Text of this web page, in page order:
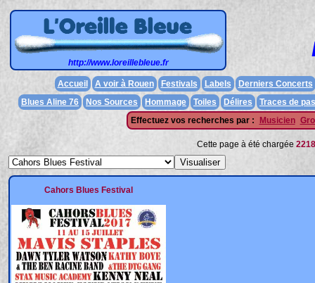
http://www.loreillebleue.fr
Accueil A voir à Rouen Festivals Labels
Derniers Concerts
Blues Aline 76
Nos Sources Hommage Toiles Délires
Traces de
Effectuez vos recherches par :
Musicien
Cette page à été chargée
Cahors Blues Festival